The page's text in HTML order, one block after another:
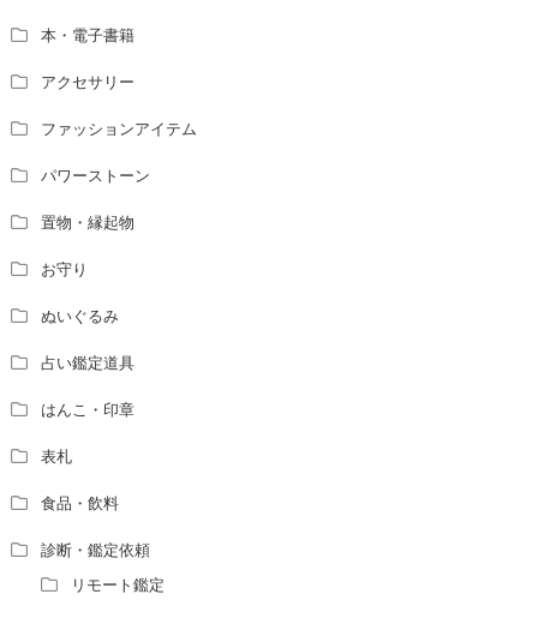
本・電子書籍
アクセサリー
ファッションアイテム
パワーストーン
置物・縁起物
お守り
ぬいぐるみ
占い鑑定道具
はんこ・印章
表札
食品・飲料
診断・鑑定依頼
リモート鑑定